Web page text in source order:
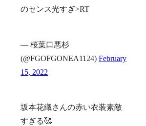
のセンス光すぎ>RT
— 桜葉口悪杉
(@FGOFGONEA1124)February
15, 2022
坂本花織さんの赤い衣装素敵
すぎる🥰